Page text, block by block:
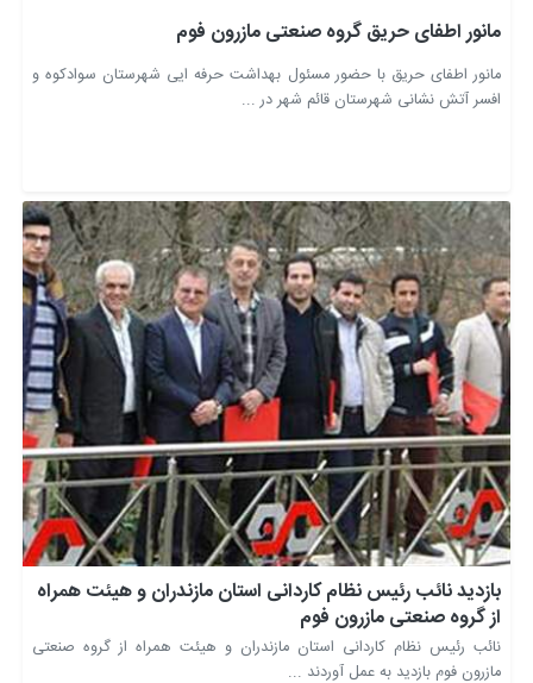
مانور اطفای حریق گروه صنعتی مازرون فوم
مانور اطفای حریق با حضور مسئول بهداشت حرفه ایی شهرستان سوادکوه و
افسر آتش نشانی شهرستان قائم شهر در ...
بازدید نائب رئیس نظام کاردانی استان مازندران و هیئت همراه
از گروه صنعتی مازرون فوم
نائب رئیس نظام کاردانی استان مازندران و هیئت همراه از گروه صنعتی
مازرون فوم بازدید به عمل آوردند ...